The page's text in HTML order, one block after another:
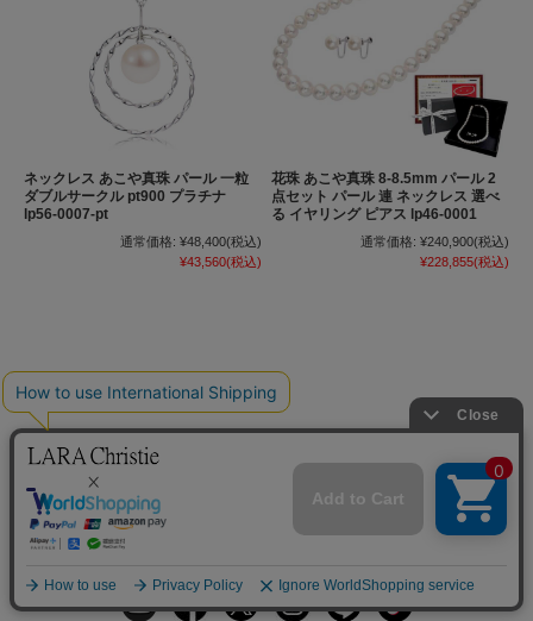
ネックレス あこや真珠 パール 一粒
ダブルサークル pt900 プラチナ
lp56-0007-pt
通常価格: ¥48,400(税込)
¥43,560(税込)
花珠 あこや真珠 8-8.5mm パール 2
点セット パール 連 ネックレス 選べ
る イヤリング ピアス lp46-0001
通常価格: ¥240,900(税込)
¥228,855(税込)